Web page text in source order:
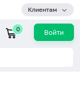
Клиентам
0 Войти